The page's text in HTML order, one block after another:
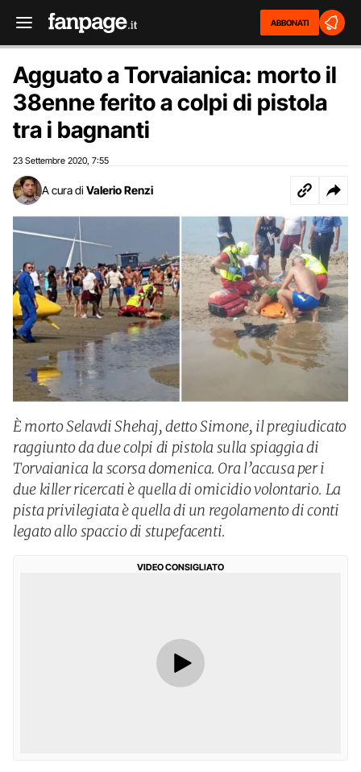
ABBONATI
Agguato a Torvaianica: morto il
38enne ferito a colpi di pistola
tra i bagnanti
23 Settembre 2020 7:55
A cura di Valerio Renzi
È morto Selavdi Shehaj, detto Simone, il pregiudicato
raggiunto da due colpi di pistola sulla spiaggia di
Torvaianica la scorsa domenica. Ora l’accusa per i
due killer ricercati è quella di omicidio volontario. La
pista privilegiata è quella di un regolamento di conti
legato allo spaccio di stupefacenti.
VIDEO CONSIGLIATO